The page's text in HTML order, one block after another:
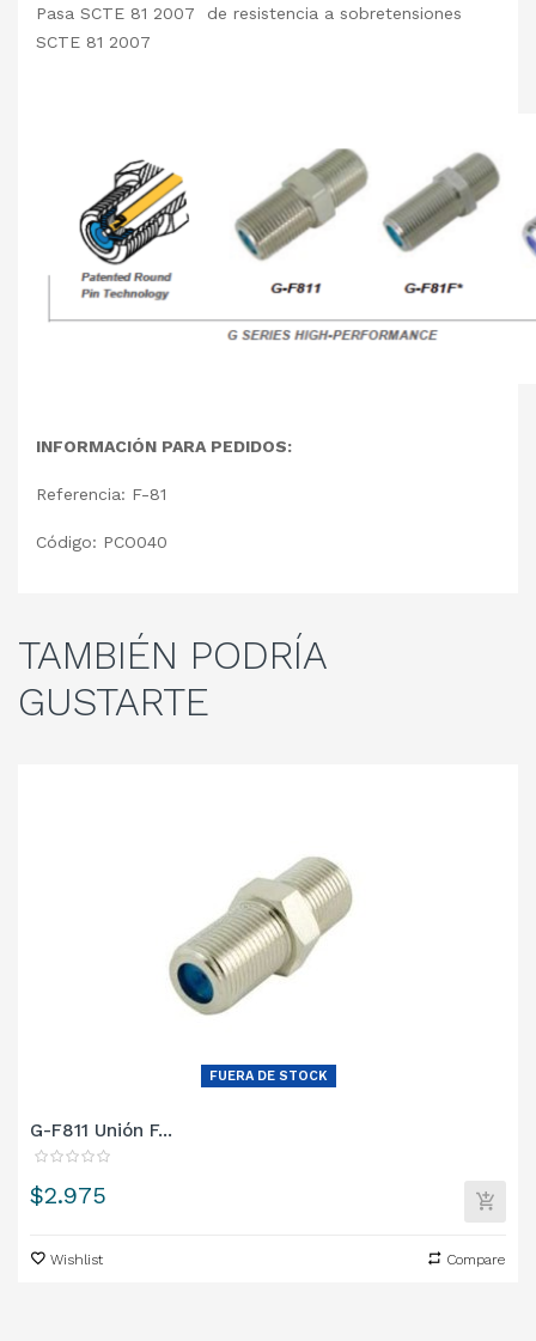
Pasa SCTE 81 2007 de resistencia a sobretensiones
SCTE 81 2007
INFORMACIÓN PARA PEDIDOS:
Referencia: F-81
Código: PCO040
TAMBIÉN PODRÍA
GUSTARTE
FUERA DE STOCK
G-F811 Unión F...
Precio
$2.975
Wishlist Compare